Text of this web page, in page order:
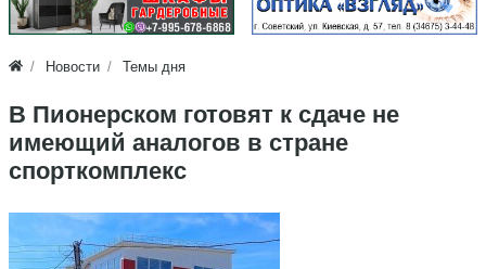
Новости Темы дня
В Пионерском готовят к сдаче не
имеющий аналогов в стране
спорткомплекс